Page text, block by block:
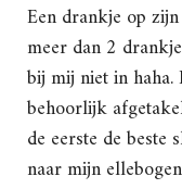
Een drankje op
meer dan 2
bij mij niet in
behoorlijk
de eerste de
naar mijn